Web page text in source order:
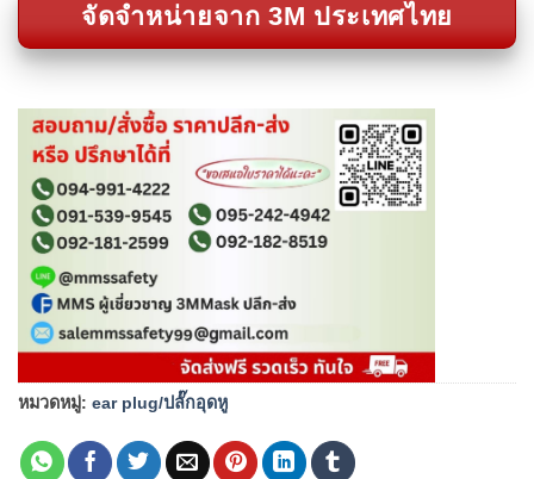
จัดจำหน่ายจาก 3M ประเทศไทย
หมวดหมู่: ear plug/ปลั๊กอุดหู